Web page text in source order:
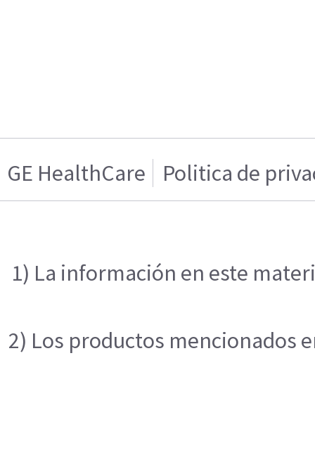
GE HealthCare Politica de
1) La información en este
2) Los productos mencionados